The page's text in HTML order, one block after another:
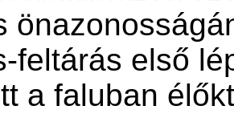
feltárás első
a faluban